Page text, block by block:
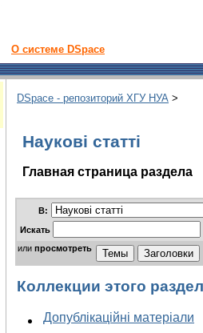
О системе DSpace
DSpace - репозиторий ХГУ НУА >
Наукові статті
Главная страница раздела
В:
Искать
или просмотреть
Коллекции этого
Допублікаційні матеріали